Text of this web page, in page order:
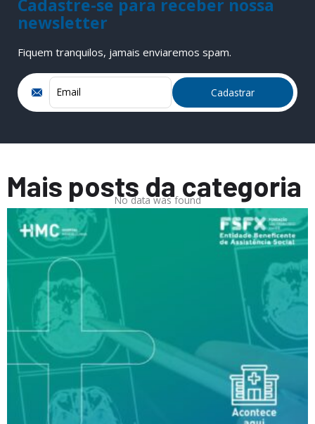
Cadastre-se para receber nossa
newsletter
Fiquem tranquilos, jamais enviaremos spam.
Mais posts da categoria
No data was found